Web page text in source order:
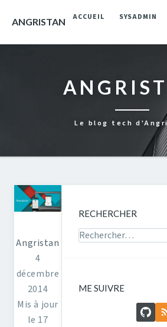
ANGRISTAN ACCUEIL SYSADMIN
Le blog tech
Angristan
4
décembre
2014
Mis à jour
le 17
RECHERCHER
Rechercher sur le site
ME SUIVRE
GitHub